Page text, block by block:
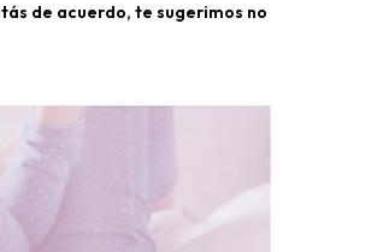
de acuerdo, te sugerimos no